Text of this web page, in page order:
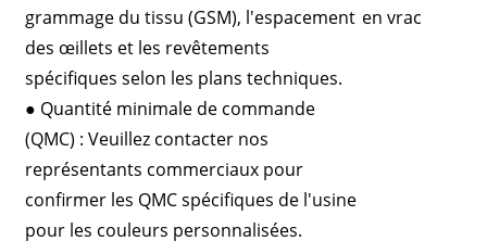
grammage du tissu (GSM), l'espacement
des œillets et les revêtements
spécifiques selon les plans techniques.
● Quantité minimale de commande
(QMC) : Veuillez contacter nos
représentants commerciaux pour
confirmer les QMC spécifiques de l'usine
pour les couleurs personnalisées.